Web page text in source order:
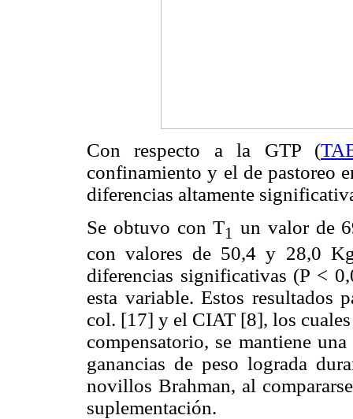
Con respecto a la GTP (
confinamiento y el de pastoreo
diferencias altamente
Se obtuvo con T1 un valor de
con valores de 50,4 y 28,0
diferencias significativas (P <
esta variable. Estos
col. [17] y el CIAT [8], los
compensatorio, se mantiene
ganancias de peso lograda
novillos Brahman, al
suplementación.